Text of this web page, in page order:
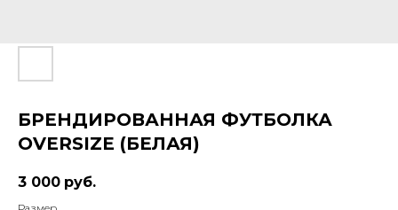
БРЕНДИРОВАННАЯ ФУТБОЛКА
OVERSIZE (БЕЛАЯ)
3 000 руб.